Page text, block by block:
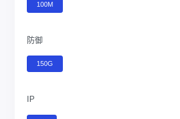
100M
防御
150G
IP